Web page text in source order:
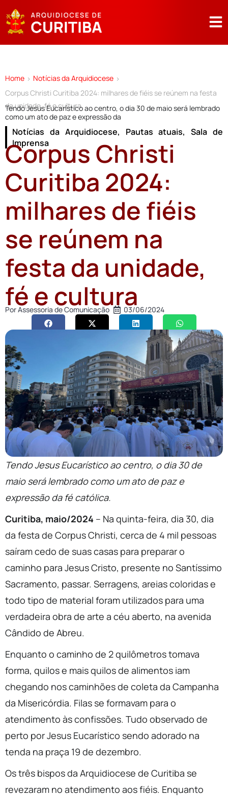
Home > Notícias da Arquidiocese >
Corpus Christi Curitiba 2024: milhares de fiéis se reúnem na festa
da unidade, fé e cultura
Tendo Jesus Eucarístico ao centro, o dia 30 de maio será lembrado
como um ato de paz e expressão da
Notícias da Arquidiocese, Pautas atuais,Sala de
Imprensa
Corpus Christi
Curitiba 2024:
milhares de fiéis
se reúnem na
festa da unidade,
fé e cultura
PorAssessoria de Comunicação 03/06/2024
Tendo Jesus Eucarístico ao centro, o dia 30 de
maio será lembrado como um ato de paz e
expressão da fé católica.
Curitiba, maio/2024 – Na quinta-feira, dia 30, dia
da festa de Corpus Christi, cerca de 4 mil pessoas
saíram cedo de suas casas para preparar o
caminho para Jesus Cristo, presente no Santíssimo
Sacramento, passar. Serragens, areias coloridas e
todo tipo de material foram utilizados para uma
verdadeira obra de arte a céu aberto, na avenida
Cândido de Abreu.
Enquanto o caminho de 2 quilômetros tomava
forma, quilos e mais quilos de alimentos iam
chegando nos caminhões de coleta da Campanha
da Misericórdia. Filas se formavam para o
atendimento às confissões. Tudo observado de
perto por Jesus Eucarístico sendo adorado na
tenda na praça 19 de dezembro.
Os três bispos da Arquidiocese de Curitiba se
revezaram no atendimento aos fiéis. Enquanto